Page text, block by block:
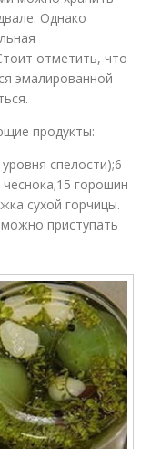
Однако
отметить, что
эмалированной
продукты:
спелости);6-
горошин
сухой горчицы.
приступать